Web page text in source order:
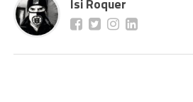
Isi Roquer